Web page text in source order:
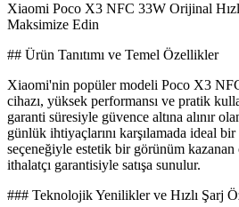
Xiaomi Poco X3 NFC 33W Orijinal
Maksimize Edin
## Ürün Tanıtımı ve Temel Özellikler
Xiaomi'nin popüler modeli Poco X3
cihazı, yüksek performansı ve pratik
garanti süresiyle güvence altına alınır
günlük ihtiyaçlarını karşılamada ideal
seçeneğiyle estetik bir görünüm
ithalatçı garantisiyle satışa sunulur.
### Teknolojik Yenilikler ve Hızlı Şarj